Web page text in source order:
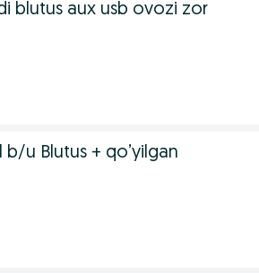
blutus aux usb ovozi zor
u Blutus + qo’yilgan